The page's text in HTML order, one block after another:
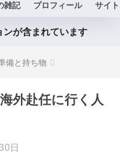
雑記 プロフィール サイ
が含まれています
備と持ち物
外赴任に行く人
日